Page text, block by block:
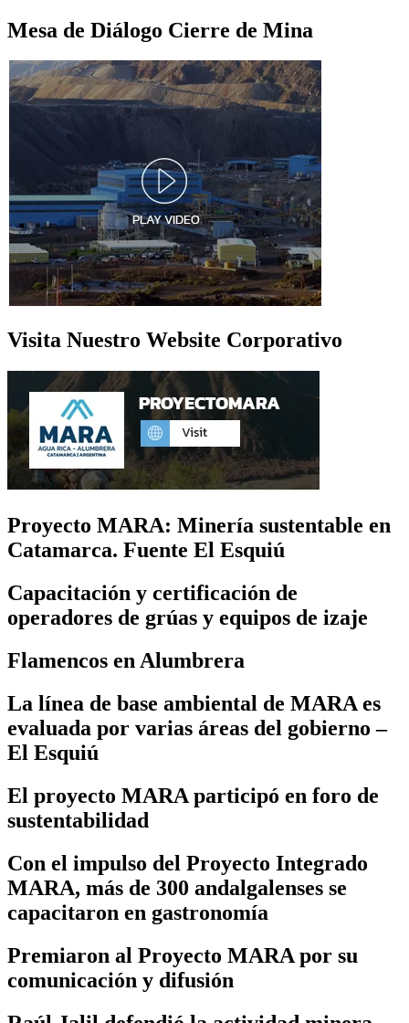
Mesa de Diálogo Cierre de Mina
Visita Nuestro Website Corporativo
Proyecto MARA: Minería sustentable en
Catamarca. Fuente El Esquiú
Capacitación y certificación de
operadores de grúas y equipos de izaje
Flamencos en Alumbrera
La línea de base ambiental de MARA es
evaluada por varias áreas del gobierno –
El Esquiú
El proyecto MARA participó en foro de
sustentabilidad
Con el impulso del Proyecto Integrado
MARA, más de 300 andalgalenses se
capacitaron en gastronomía
Premiaron al Proyecto MARA por su
comunicación y difusión